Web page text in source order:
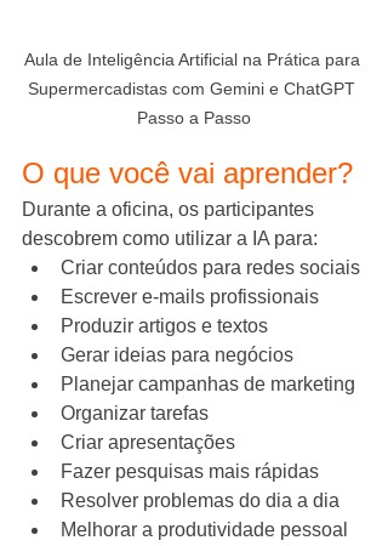
Aula de Inteligência Artificial na Prática para
Supermercadistas com Gemini e ChatGPT
Passo a Passo
O que você vai aprender?
Durante a oficina, os participantes
descobrem como utilizar a IA para:
Criar conteúdos para redes sociais
Escrever e-mails profissionais
Produzir artigos e textos
Gerar ideias para negócios
Planejar campanhas de marketing
Organizar tarefas
Criar apresentações
Fazer pesquisas mais rápidas
Resolver problemas do dia a dia
Melhorar a produtividade pessoal